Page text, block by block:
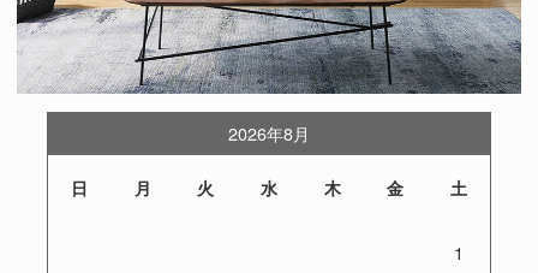
2026年8月
日 月 火 水 木 金 土
1